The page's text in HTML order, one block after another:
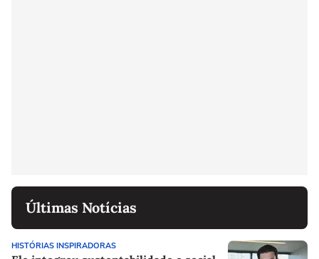
Últimas Notícias
HISTÓRIAS INSPIRADORAS